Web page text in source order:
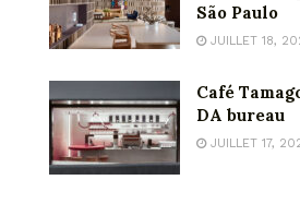
São Paulo
JUILLET 18,
Café
DA bureau
JUILLET 17,